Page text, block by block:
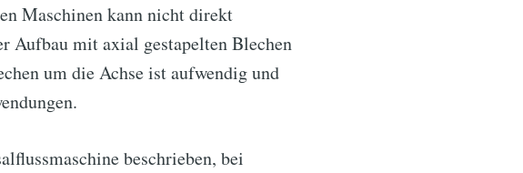
Maschinen kann nicht direkt
Aufbau mit axial gestapelten Blechen
um die Achse ist aufwendig und
beschrieben, bei